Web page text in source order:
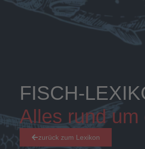
FISCH-
Alles rund um
zurück zum Lexikon